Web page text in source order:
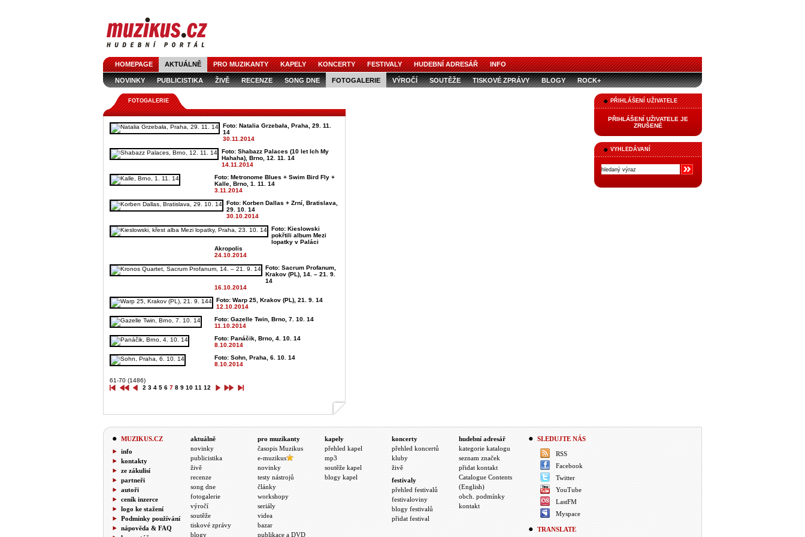
HOMEPAGE AKTUÁLNĚ PRO MUZIKANTY KAPELY KONCERTY FESTIVALY HUDEBNÍ ADRESÁŘ INFO
NOVINKY PUBLICISTIKA ŽIVĚ RECENZE SONG DNE FOTOGALERIE VÝROČÍ SOUTĚŽE TISKOVÉ ZPRÁVY BLOGY ROCK+
PŘIHLÁŠENÍ UŽIVATELE
PŘIHLÁŠENÍ UŽIVATELE JE
ZRUŠENÉ
VYHLEDÁVANÍ
FOTOGALERIE
Foto: Natalia Grzebała, Praha, 29. 11.
14
30.11.2014
Foto: Shabazz Palaces (10 let Ich My
Hahaha), Brno, 12. 11. 14
14.11.2014
Foto: Metronome Blues + Swim Bird Fly +
Kalle, Brno, 1. 11. 14
3.11.2014
Foto: Korben Dallas + Zrní, Bratislava,
29. 10. 14
30.10.2014
Foto: Kieslowski
pokřtili album Mezi
lopatky v Paláci
Akropolis
24.10.2014
Foto: Sacrum Profanum,
Krakov (PL), 14. – 21. 9.
14
16.10.2014
Foto: Warp 25, Krakov (PL), 21. 9. 14
12.10.2014
Foto: Gazelle Twin, Brno, 7. 10. 14
11.10.2014
Foto: Panáčik, Brno, 4. 10. 14
8.10.2014
Foto: Sohn, Praha, 6. 10. 14
8.10.2014
61-70 (1486)
2 3 4 5 6 7 8 9 10 11 12
MUZIKUS.CZ
info
kontakty
ze zákulisí
partneři
autoři
ceník inzerce
logo ke stažení
Podmínky používání
nápověda & FAQ
aktuálně
novinky
publicistika
živě
recenze
song dne
fotogalerie
výročí
soutěže
tiskové zprávy
blogy
pro muzikanty
časopis Muzikus
e-muzikus
novinky
testy nástrojů
články
workshopy
seriály
videa
bazar
publikace a DVD
kapely
přehled kapel
mp3
soutěže kapel
blogy kapel
koncerty
přehled koncertů
kluby
živě
festivaly
přehled festivalů
festivaloviny
blogy festivalů
přidat festival
hudební adresář
kategorie katalogu
seznam značek
přidat kontakt
Catalogue Contents
(English)
obch. podmínky
kontakt
SLEDUJTE NÁS
RSS
Facebook
Twitter
YouTube
LastFM
Myspace
TRANSLATE